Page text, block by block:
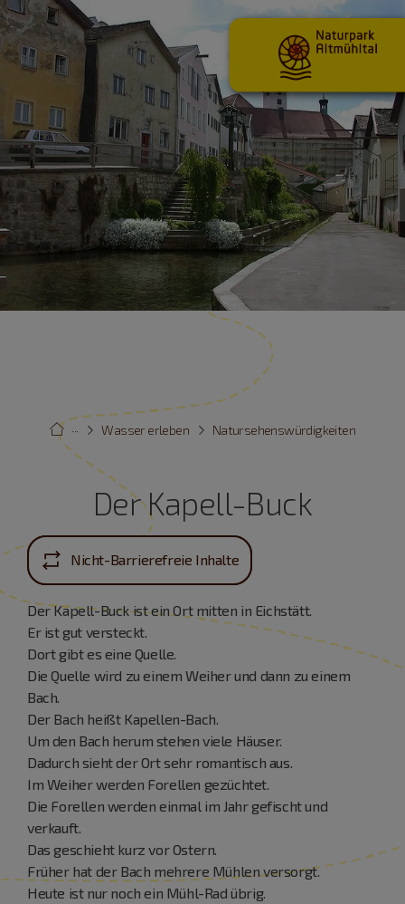
Natursehenswürdigkeiten
Wasser erleben
···
Der Kapell-Buck
Nicht-Barrierefreie Inhalte
Der Kapell-Buck ist ein Ort mitten in Eichstätt.
Er ist gut versteckt.
Dort gibt es eine Quelle.
Die Quelle wird zu einem Weiher und dann zu einem
Bach.
Der Bach heißt Kapellen-Bach.
Um den Bach herum stehen viele Häuser.
Dadurch sieht der Ort sehr romantisch aus.
Im Weiher werden Forellen gezüchtet.
Die Forellen werden einmal im Jahr gefischt und
verkauft.
Das geschieht kurz vor Ostern.
Früher hat der Bach mehrere Mühlen versorgt.
Heute ist nur noch ein Mühl-Rad übrig.